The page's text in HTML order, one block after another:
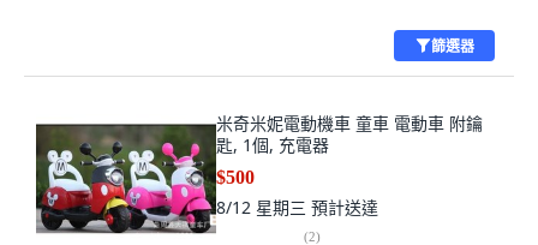
篩選器
米奇米妮電動機車 童車 電動車 附鑰
匙, 1個, 充電器
$500
8/12 星期三 預計送達
(2)